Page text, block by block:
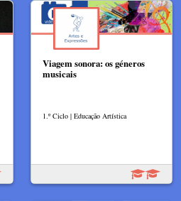
Viagem sonora: os géneros
musicais​
1.º Ciclo | Educação Artística